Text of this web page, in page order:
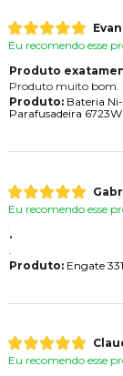
Eu recomendo esse
Produto
Produto muito bom.
Produto:Bateria
Parafusadeira
Eu recomendo esse
.
Produto:Engate
Eu recomendo esse